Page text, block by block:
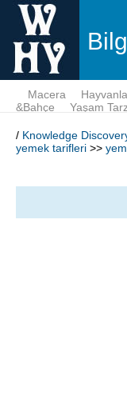
Macera
&Bahçe
Yaşam
/ Knowledge
yemek tarifleri >>